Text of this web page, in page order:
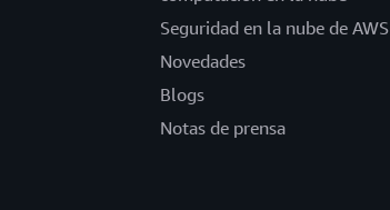
Seguridad en la nube de AWS
Novedades
Blogs
Notas de prensa